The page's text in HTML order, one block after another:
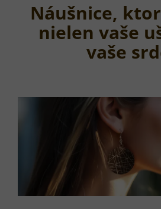
Náušnice,
nielen vaše
vaše